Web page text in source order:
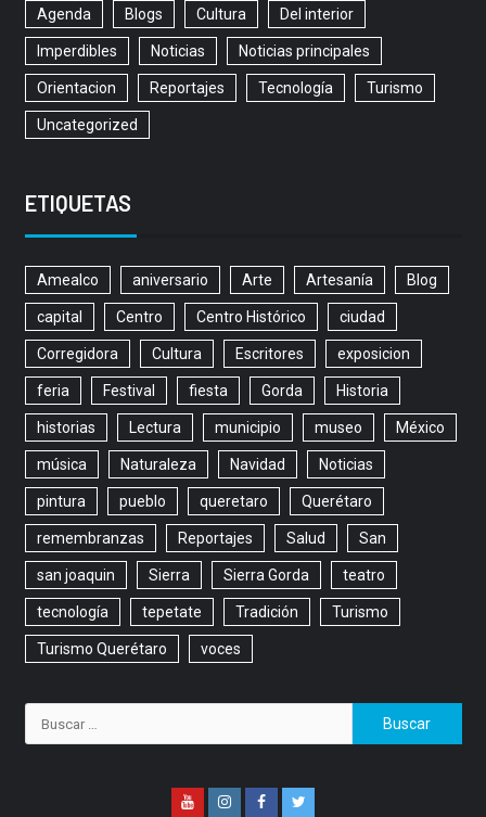
Agenda Blogs Cultura Del interior
Imperdibles Noticias Noticias principales
Orientacion Reportajes Tecnología Turismo
Uncategorized
ETIQUETAS
Amealco aniversario Arte Artesanía Blog
capital Centro Centro Histórico ciudad
Corregidora Cultura Escritores exposicion
feria Festival fiesta Gorda Historia
historias Lectura municipio museo México
música Naturaleza Navidad Noticias
pintura pueblo queretaro Querétaro
remembranzas Reportajes Salud San
san joaquin Sierra Sierra Gorda teatro
tecnología tepetate Tradición Turismo
Turismo Querétaro voces